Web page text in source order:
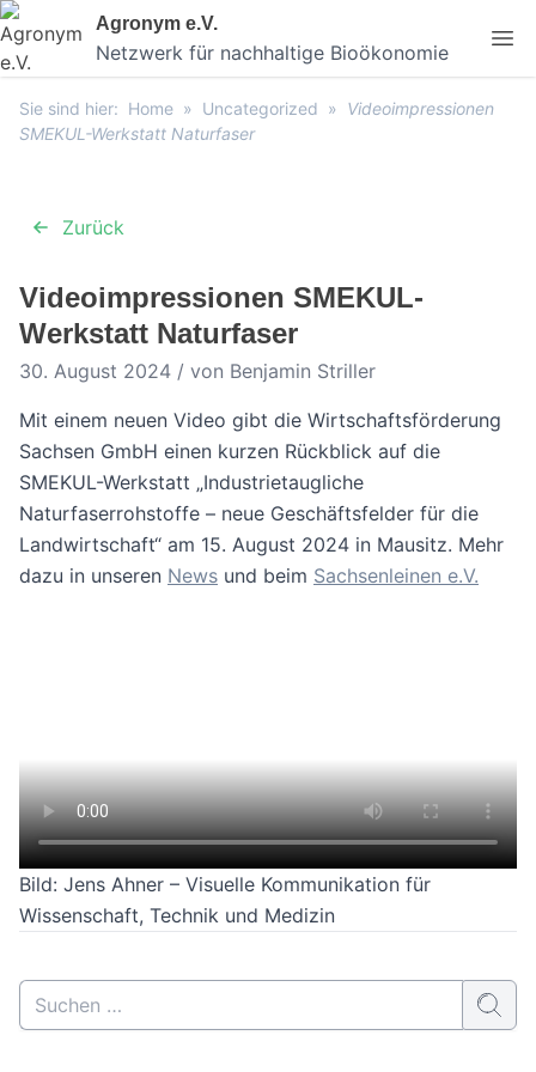
Skip
to
content
Agronym e.V.
Netzwerk für nachhaltige Bioökonomie
Sie sind hier: Home » Uncategorized » Videoimpressionen
SMEKUL-Werkstatt Naturfaser
Zurück
Videoimpressionen SMEKUL-
Werkstatt Naturfaser
30. August 2024 / von Benjamin Striller
Mit einem neuen Video gibt die Wirtschaftsförderung
Sachsen GmbH einen kurzen Rückblick auf die
SMEKUL-Werkstatt „Industrietaugliche
Naturfaserrohstoffe – neue Geschäftsfelder für die
Landwirtschaft“ am 15. August 2024 in Mausitz. Mehr
dazu in unseren News und beim Sachsenleinen e.V.
Bild: Jens Ahner – Visuelle Kommunikation für
Wissenschaft, Technik und Medizin